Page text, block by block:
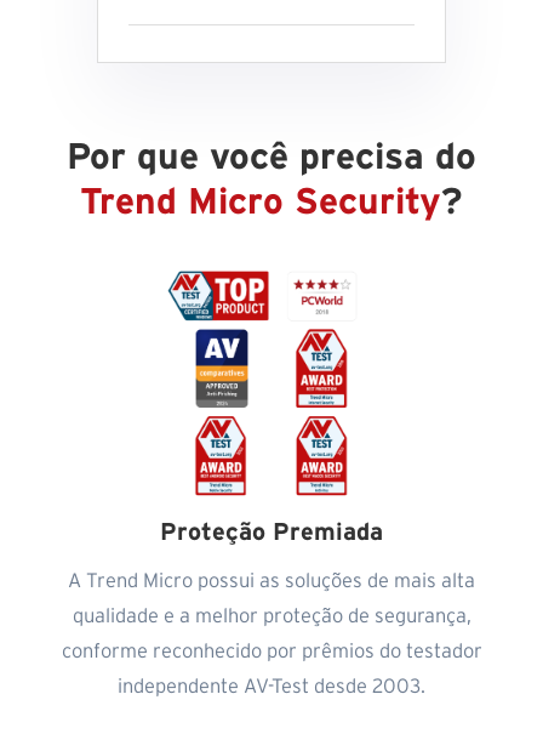
Por que você precisa do
Trend Micro Security?
Proteção Premiada
A Trend Micro possui as soluções de mais alta
qualidade e a melhor proteção de segurança,
conforme reconhecido por prêmios do testador
independente AV-Test desde 2003.